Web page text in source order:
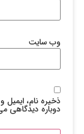
وب‌ سایت
ذخیره نام، ایمیل و
دوباره دیدگاهی